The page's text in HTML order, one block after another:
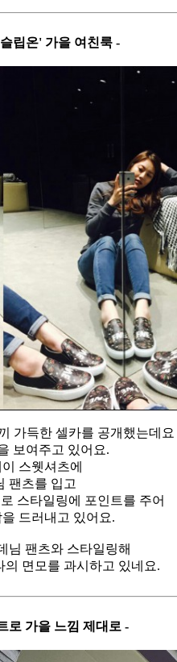
립온' 가을 여친룩 -
가득한 셀카를 공개했는데요
보여주고 있어요.
스웻셔츠에
팬츠를 입고
스타일링에 포인트를 주어
드러내고 있어요.
님 팬츠와 스타일링해
면모를 과시하고 있네요.
로 가을 느낌 제대로 -